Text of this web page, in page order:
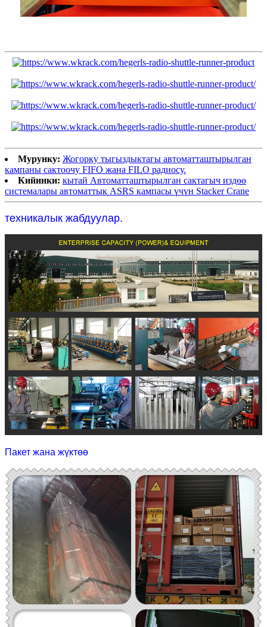
Мурунку: Жогорку тыгыздыктагы автоматташтырылган
кампаны сактоочу FIFO жана FILO радиосу.
Кийинки: кытай Автоматташтырылган сактагыч издөө
системалары автоматтык ASRS кампасы үчүн Stacker Crane
техникалык жабдуулар.
Пакет жана жүктөө